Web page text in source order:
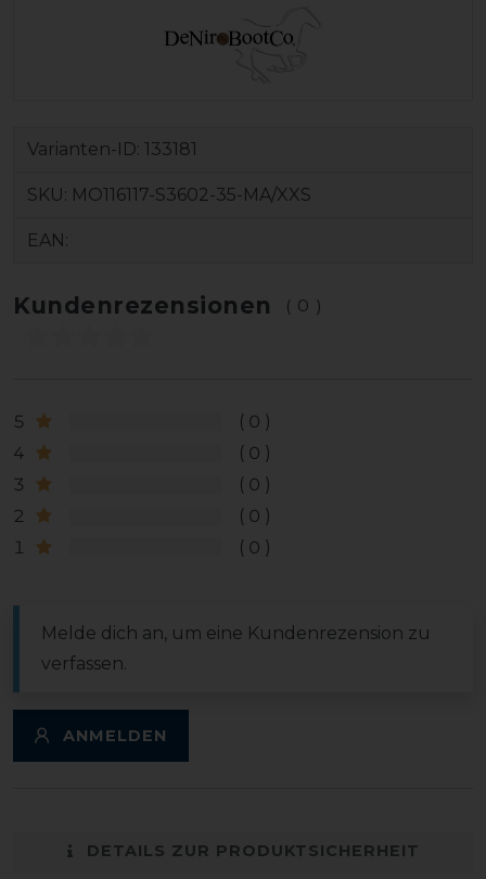
Varianten-ID: 133181
SKU: MO116117-S3602-35-MA/XXS
EAN:
Kundenrezensionen (0)
5
0
4
0
3
0
2
0
1
0
Melde dich an, um eine Kundenrezension zu
verfassen.
ANMELDEN
DETAILS ZUR PRODUKTSICHERHEIT